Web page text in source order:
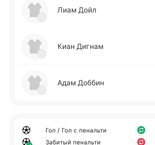
Лиам Дойл
Киан Дигнам
Адам Доббин
Гол / Гол с пенальти
Забитый пенальти